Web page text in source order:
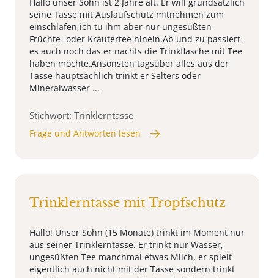
seine Tasse mit Auslaufschutz mitnehmen zum
einschlafen,ich tu ihm aber nur ungesüßten
Früchte- oder Kräutertee hinein.Ab und zu passiert
es auch noch das er nachts die Trinkflasche mit Tee
haben möchte.Ansonsten tagsüber alles aus der
Tasse hauptsächlich trinkt er Selters oder
Mineralwasser ...
Stichwort: Trinklerntasse
Frage und Antworten lesen
Trinklerntasse mit Tropfschutz
Hallo! Unser Sohn (15 Monate) trinkt im Moment nur
aus seiner Trinklerntasse. Er trinkt nur Wasser,
ungesüßten Tee manchmal etwas Milch, er spielt
eigentlich auch nicht mit der Tasse sondern trinkt